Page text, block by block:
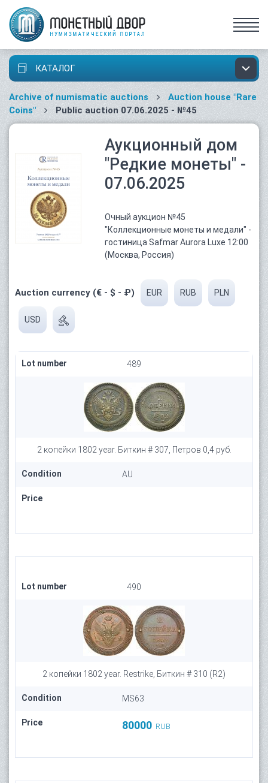
КАТАЛОГ
Archive of numismatic auctions
Auction house "Rare
Coins"
Public auction 07.06.2025 - №45
Аукционный дом
"Редкие монеты" -
07.06.2025
Очный аукцион №45
"Коллекционные монеты и медали" -
гостиница Safmar Aurora Luxe 12:00
(Москва, Россия)
Auction currency (€ - $ - ₽) EUR RUB PLN
USD
Lot number 489
2 копейки 1802 year. Биткин # 307, Петров 0,4 руб.
Condition AU
Price
Lot number 490
2 копейки 1802 year. Restrike, Биткин # 310 (R2)
Condition MS63
Price 80000 RUB